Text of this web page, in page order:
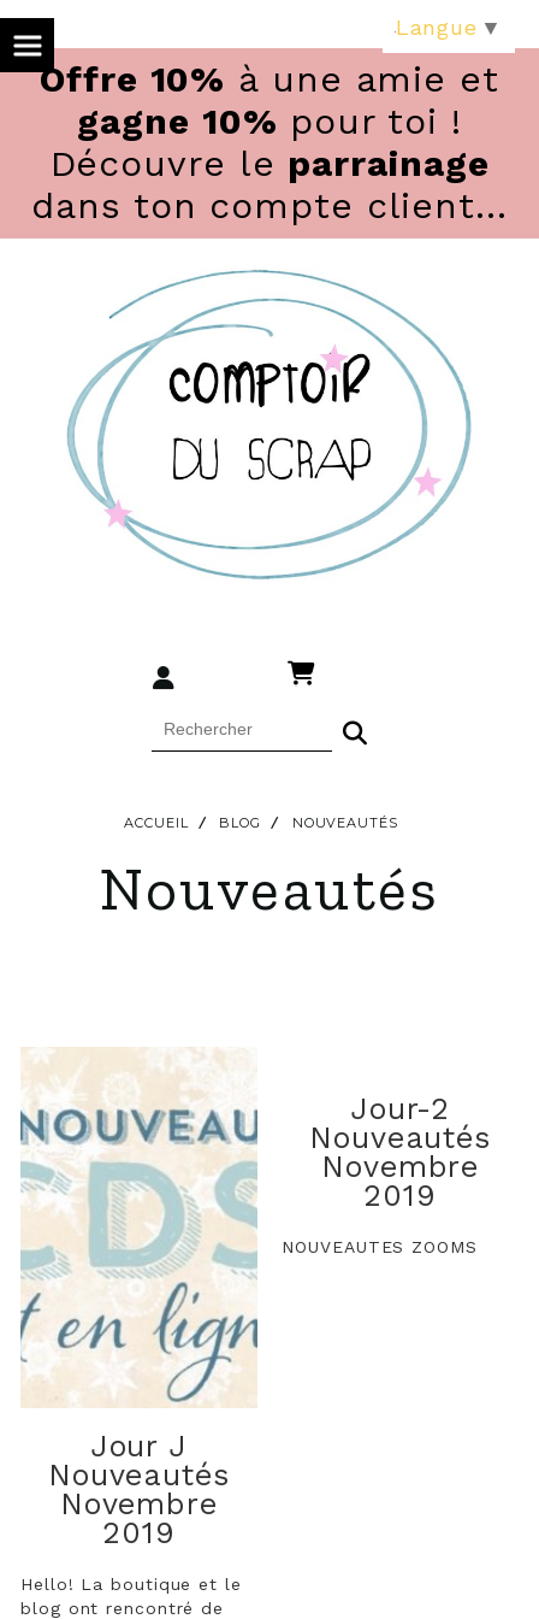
Offre 10% à une amie et
gagne 10% pour toi !
Découvre le parrainage
dans ton compte client...
ACCUEIL BLOG NOUVEAUTÉS
Nouveautés
Jour J
Nouveautés
Novembre
2019
Hello! La boutique et le
blog ont rencontré de
Jour-2
Nouveautés
Novembre
2019
NOUVEAUTES ZOOMS
Langue ▼